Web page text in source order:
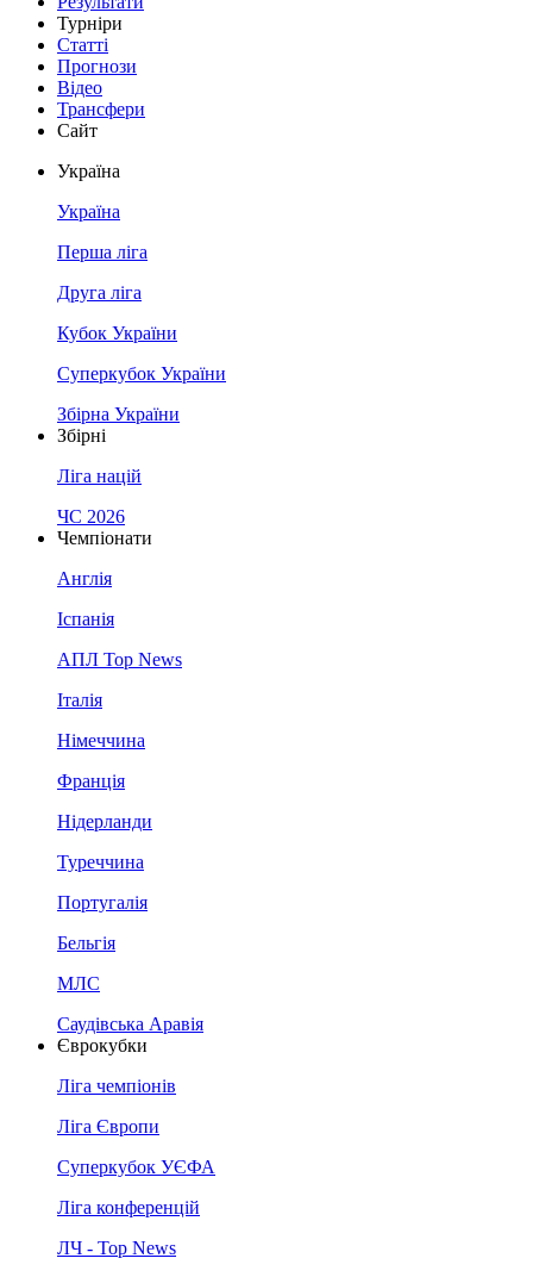
Турніри
Статті
Прогнози
Відео
Трансфери
Сайт
Україна
Україна
Перша ліга
Друга ліга
Кубок України
Суперкубок України
Збірна України
Збірні
Ліга націй
ЧС 2026
Чемпіонати
Англія
Іспанія
АПЛ Top News
Італія
Німеччина
Франція
Нідерланди
Туреччина
Португалія
Бельгія
МЛС
Саудівська Аравія
Єврокубки
Ліга чемпіонів
Ліга Європи
Суперкубок УЄФА
Ліга конференцій
ЛЧ - Top News